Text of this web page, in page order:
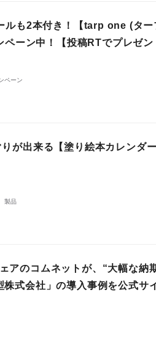
ルも2本付き！【tarp one (ター
ーン中！【投稿RTでプレゼン
ペーン
が出来る【塗り絵本カレンダ
製品
アのコムネットが、“大幅な納
式会社」の導入事例を公式サ